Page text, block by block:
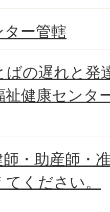
ー管轄
ばの遅れと発
祉健康センタ
・助産師・
ください。